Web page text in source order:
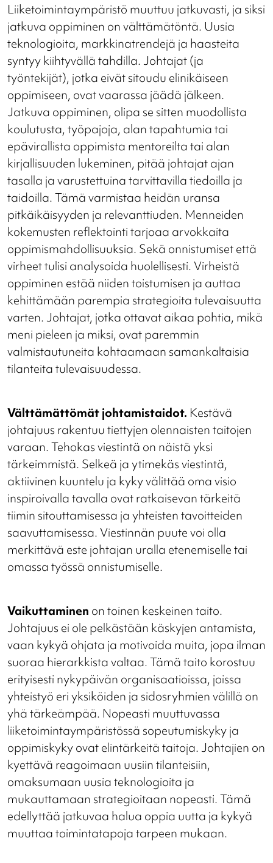
Liiketoimintaympäristö muuttuu jatkuvasti, ja siksi
jatkuva oppiminen on välttämätöntä. Uusia
teknologioita, markkinatrendejä ja haasteita
syntyy kiihtyvällä tahdilla. Johtajat (ja
työntekijät), jotka eivät sitoudu elinikäiseen
oppimiseen, ovat vaarassa jäädä jälkeen.
Jatkuva oppiminen, olipa se sitten muodollista
koulutusta, työpajoja, alan tapahtumia tai
epävirallista oppimista mentoreilta tai alan
kirjallisuuden lukeminen, pitää johtajat ajan
tasalla ja varustettuina tarvittavilla tiedoilla ja
taidoilla. Tämä varmistaa heidän uransa
pitkäikäisyyden ja relevanttiuden. Menneiden
kokemusten reflektointi tarjoaa arvokkaita
oppimismahdollisuuksia. Sekä onnistumiset että
virheet tulisi analysoida huolellisesti. Virheistä
oppiminen estää niiden toistumisen ja auttaa
kehittämään parempia strategioita tulevaisuutta
varten. Johtajat, jotka ottavat aikaa pohtia, mikä
meni pieleen ja miksi, ovat paremmin
valmistautuneita kohtaamaan samankaltaisia
tilanteita tulevaisuudessa.
Välttämättömät johtamistaidot. Kestävä
johtajuus rakentuu tiettyjen olennaisten taitojen
varaan. Tehokas viestintä on näistä yksi
tärkeimmistä. Selkeä ja ytimekäs viestintä,
aktiivinen kuuntelu ja kyky välittää oma visio
inspiroivalla tavalla ovat ratkaisevan tärkeitä
tiimin sitouttamisessa ja yhteisten tavoitteiden
saavuttamisessa. Viestinnän puute voi olla
merkittävä este johtajan uralla etenemiselle tai
omassa työssä onnistumiselle.
Vaikuttaminen on toinen keskeinen taito.
Johtajuus ei ole pelkästään käskyjen antamista,
vaan kykyä ohjata ja motivoida muita, jopa ilman
suoraa hierarkkista valtaa. Tämä taito korostuu
erityisesti nykypäivän organisaatioissa, joissa
yhteistyö eri yksiköiden ja sidosryhmien välillä on
yhä tärkeämpää. Nopeasti muuttuvassa
liiketoimintaympäristössä sopeutumiskyky ja
oppimiskyky ovat elintärkeitä taitoja. Johtajien on
kyettävä reagoimaan uusiin tilanteisiin,
omaksumaan uusia teknologioita ja
mukauttamaan strategioitaan nopeasti. Tämä
edellyttää jatkuvaa halua oppia uutta ja kykyä
muuttaa toimintatapoja tarpeen mukaan.